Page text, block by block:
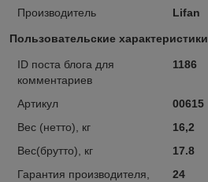
Производитель Lifan
Пользовательские характеристики
ID поста блога для
комментариев
1186
Артикул
00615
Вес (нетто), кг
16,2
Вес(брутто), кг
17.8
Гарантия производителя,
24